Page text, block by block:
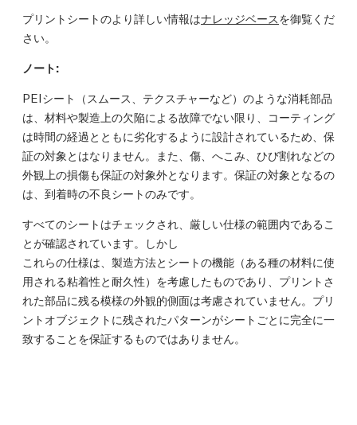
プリントシートのより詳しい情報はナレッジベースを御覧くだ
さい。
ノート:
PEIシート（スムース、テクスチャーなど）のような消耗部品
は、材料や製造上の欠陥による故障でない限り、コーティング
は時間の経過とともに劣化するように設計されているため、保
証の対象とはなりません。また、傷、へこみ、ひび割れなどの
外観上の損傷も保証の対象外となります。保証の対象となるの
は、到着時の不良シートのみです。
すべてのシートはチェックされ、厳しい仕様の範囲内であるこ
とが確認されています。しかし
これらの仕様は、製造方法とシートの機能（ある種の材料に使
用される粘着性と耐久性）を考慮したものであり、プリントさ
れた部品に残る模様の外観的側面は考慮されていません。プリ
ントオブジェクトに残されたパターンがシートごとに完全に一
致することを保証するものではありません。